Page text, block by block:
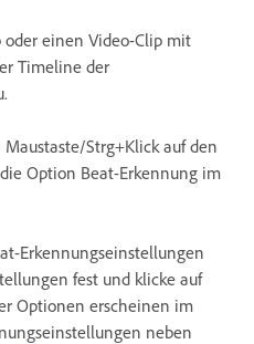
oder einen Video-Clip mit
Timeline der
Strg+Klick auf den
Option Beat-Erkennung im
Erkennungseinstellungen
fest und klicke auf
Optionen erscheinen im
neben